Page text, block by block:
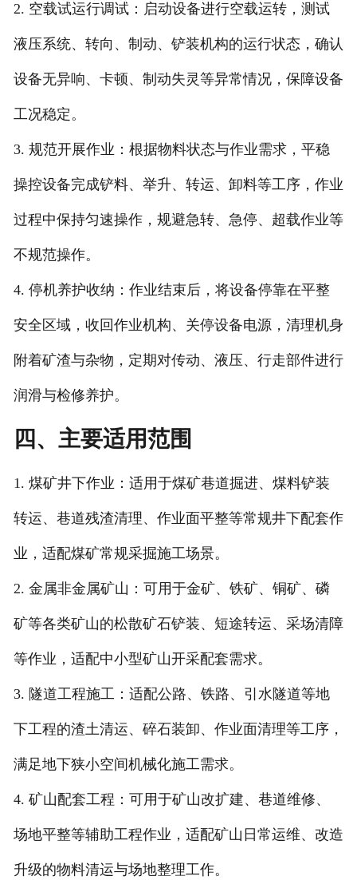
2. 空载试运行调试：启动设备进行空载运转，测试
液压系统、转向、制动、铲装机构的运行状态，确认
设备无异响、卡顿、制动失灵等异常情况，保障设备
工况稳定。
3. 规范开展作业：根据物料状态与作业需求，平稳
操控设备完成铲料、举升、转运、卸料等工序，作业
过程中保持匀速操作，规避急转、急停、超载作业等
不规范操作。
4. 停机养护收纳：作业结束后，将设备停靠在平整
安全区域，收回作业机构、关停设备电源，清理机身
附着矿渣与杂物，定期对传动、液压、行走部件进行
润滑与检修养护。
四、主要适用范围
1. 煤矿井下作业：适用于煤矿巷道掘进、煤料铲装
转运、巷道残渣清理、作业面平整等常规井下配套作
业，适配煤矿常规采掘施工场景。
2. 金属非金属矿山：可用于金矿、铁矿、铜矿、磷
矿等各类矿山的松散矿石铲装、短途转运、采场清障
等作业，适配中小型矿山开采配套需求。
3. 隧道工程施工：适配公路、铁路、引水隧道等地
下工程的渣土清运、碎石装卸、作业面清理等工序，
满足地下狭小空间机械化施工需求。
4. 矿山配套工程：可用于矿山改扩建、巷道维修、
场地平整等辅助工程作业，适配矿山日常运维、改造
升级的物料清运与场地整理工作。